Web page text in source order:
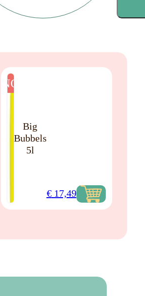
NO
Big
Bubbels
5l
€17,49